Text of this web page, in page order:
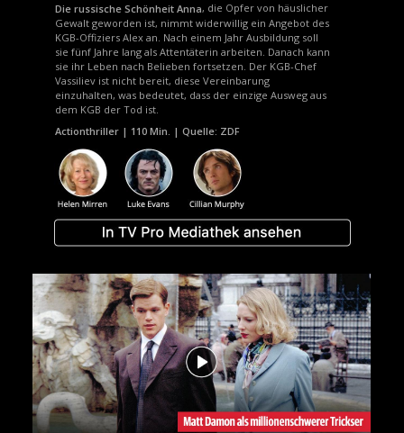
Die russische Schönheit Anna, die Opfer von häuslicher
Gewalt geworden ist, nimmt widerwillig ein Angebot des
KGB-Offiziers Alex an. Nach einem Jahr Ausbildung soll
sie fünf Jahre lang als Attentäterin arbeiten. Danach kann
sie ihr Leben nach Belieben fortsetzen. Der KGB-Chef
Vassiliev ist nicht bereit, diese Vereinbarung
einzuhalten, was bedeutet, dass der einzige Ausweg aus
dem KGB der Tod ist.
Actionthriller | 110 Min. | Quelle: ZDF